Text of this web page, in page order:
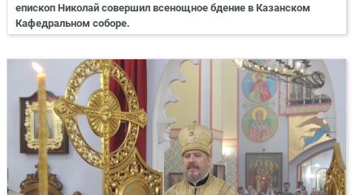
епископ Николай совершил всенощное бдение в Казанском
Кафедральном соборе.